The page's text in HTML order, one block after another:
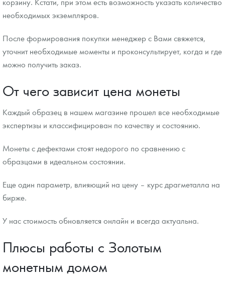
необходимых экземпляров.
После формирования покупки менеджер с Вами свяжется,
уточнит необходимые моменты и проконсультирует, когда и где
можно получить заказ.
От чего зависит цена монеты
Каждый образец в нашем магазине прошел все необходимые
экспертизы и классифицирован по качеству и состоянию.
Монеты с дефектами стоят недорого по сравнению с
образцами в идеальном состоянии.
Еще один параметр, влияющий на цену – курс драгметалла на
бирже.
У нас стоимость обновляется онлайн и всегда актуальна.
Плюсы работы с Золотым
монетным домом